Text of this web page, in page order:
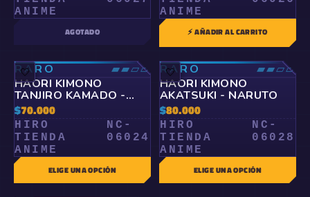
ANIME
AGOTADO
ANIME
⚡ AÑADIR AL CARRITO
🤍
RARO
▰▰▱▱
HAORI KIMONO
TANJIRO KAMADO -
KIMETSU NO YAIBA
$70.000
HIRO
TIENDA
ANIME
NC-
06024
ELIGE UNA OPCIÓN
🤍
RARO
▰▰▱▱
HAORI KIMONO
AKATSUKI - NARUTO
$80.000
HIRO
TIENDA
ANIME
NC-
06028
ELIGE UNA OPCIÓN